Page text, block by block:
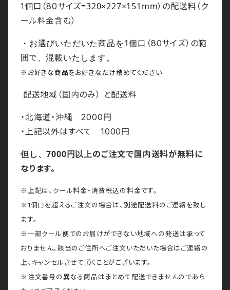
1個口（80サイズ=320×227×151mm）の配送料（ク
ール料金含む）
・お選びいただいた商品を1個口 （80サイズ）の範
囲で 、混載いたします。
※お好きな商品をお好きなだけ積めてください
配送地域（国内のみ） と配送料
・北海道・沖縄 2000円
・上記以外はすべて 1000円
但し、7000円以上のご注文で国内送料が無料に
なります。
※上記は、クール料金・消費税込の料金です。
※1個口を超えるご注文の場合は、別途配送料のご連絡を致し
ます。
※一部クール便でのお届けができない地域への発送は承って
おりません。該当のご住所へご注文いただいた場合はご連絡の
上、キャンセルさせて頂くことがございます。
※注文番号の異なる商品はまとめて配送できませんのであら